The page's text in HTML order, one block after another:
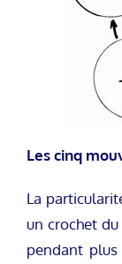
Les cinq
La
un crochet du
pendant